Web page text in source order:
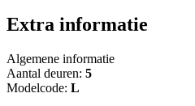
Extra informatie
Algemene informatie
Aantal deuren: 5
Modelcode: L